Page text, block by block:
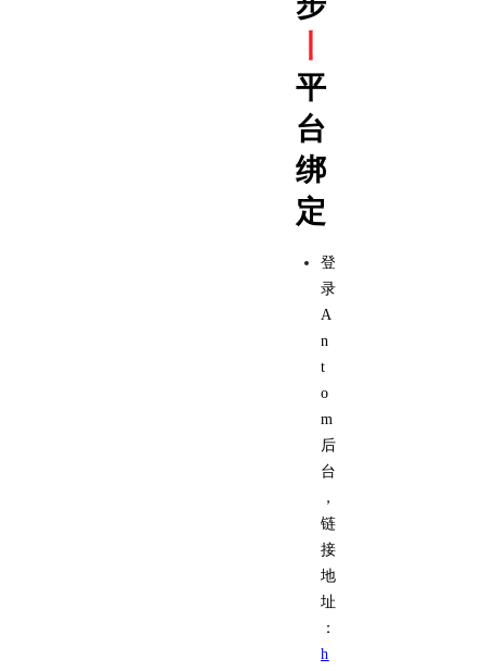
平
台
绑
定
登
录
A
n
t
o
m
后
台
，
链
接
地
址
：
h